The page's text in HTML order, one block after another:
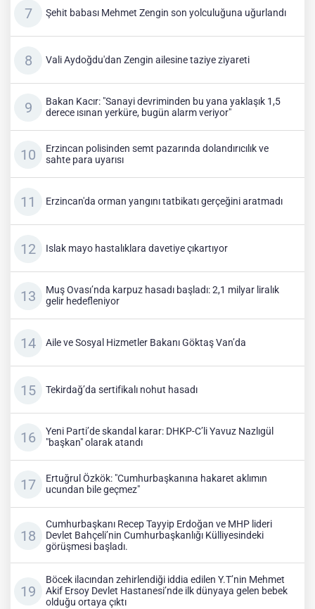
Şehit babası Mehmet Zengin son yolculuğuna uğurlandı
Vali Aydoğdu'dan Zengin ailesine taziye ziyareti
Bakan Kacır: "Sanayi devriminden bu yana yaklaşık 1,5
derece ısınan yerküre, bugün alarm veriyor"
Erzincan polisinden semt pazarında dolandırıcılık ve
sahte para uyarısı
Erzincan'da orman yangını tatbikatı gerçeğini aratmadı
Islak mayo hastalıklara davetiye çıkartıyor
Muş Ovası’nda karpuz hasadı başladı: 2,1 milyar liralık
gelir hedefleniyor
Aile ve Sosyal Hizmetler Bakanı Göktaş Van’da
Tekirdağ’da sertifikalı nohut hasadı
Yeni Parti’de skandal karar: DHKP-C’li Yavuz Nazlıgül
"başkan" olarak atandı
Ertuğrul Özkök: "Cumhurbaşkanına hakaret aklımın
ucundan bile geçmez"
Cumhurbaşkanı Recep Tayyip Erdoğan ve MHP lideri
Devlet Bahçeli’nin Cumhurbaşkanlığı Külliyesindeki
görüşmesi başladı.
Böcek ilacından zehirlendiği iddia edilen Y.T’nin Mehmet
Akif Ersoy Devlet Hastanesi’nde ilk dünyaya gelen bebek
olduğu ortaya çıktı